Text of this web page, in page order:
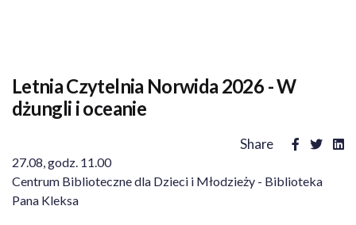
Letnia Czytelnia Norwida 2026 - W
dżungli i oceanie
Share
27.08, godz. 11.00
Centrum Biblioteczne dla Dzieci i Młodzieży - Biblioteka
Pana Kleksa